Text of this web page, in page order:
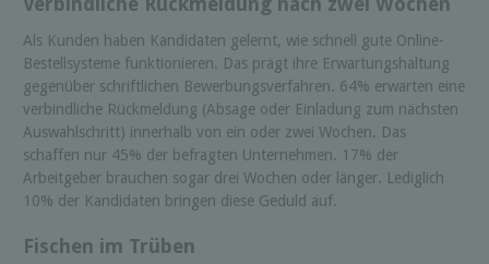
Als Kunden haben Kandidaten gelernt, wie schnell gute Online-
Bestellsysteme funktionieren. Das prägt ihre Erwartungshaltung
gegenüber schriftlichen Bewerbungsverfahren. 64% erwarten eine
verbindliche Rückmeldung (Absage oder Einladung zum nächsten
Auswahlschritt) innerhalb von ein oder zwei Wochen. Das
schaffen nur 45% der befragten Unternehmen. 17% der
Arbeitgeber brauchen sogar drei Wochen oder länger. Lediglich
10% der Kandidaten bringen diese Geduld auf.
Fischen im Trüben